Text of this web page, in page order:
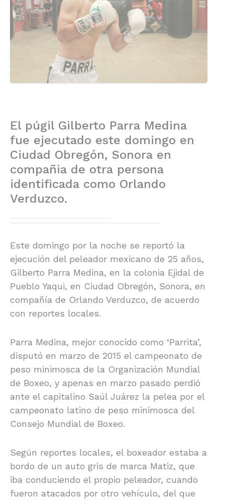
El púgil Gilberto Parra Medina
fue ejecutado este domingo en
Ciudad Obregón, Sonora en
compañia de otra persona
identificada como Orlando
Verduzco.
Este domingo por la noche se reportó la
ejecución del peleador mexicano de 25 años,
Gilberto Parra Medina, en la colonia Ejidal de
Pueblo Yaqui, en Ciudad Obregón, Sonora, en
compañía de Orlando Verduzco, de acuerdo
con reportes locales.
Parra Medina, mejor conocido como ‘Parrita’,
disputó en marzo de 2015 el campeonato de
peso minimosca de la Organización Mundial
de Boxeo, y apenas en marzo pasado perdió
ante el capitalino Saúl Juárez la pelea por el
campeonato latino de peso minimosca del
Consejo Mundial de Boxeo.
Según reportes locales, el boxeador estaba a
bordo de un auto gris de marca Matiz, que
iba conduciendo el propio peleador, cuando
fueron atacados por otro vehículo, del que